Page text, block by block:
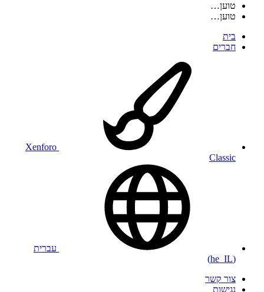
טוען…
טוען…
בית
חברים
Xenforo
Classic
עברית
(he_IL)
צור קשר
נגישות